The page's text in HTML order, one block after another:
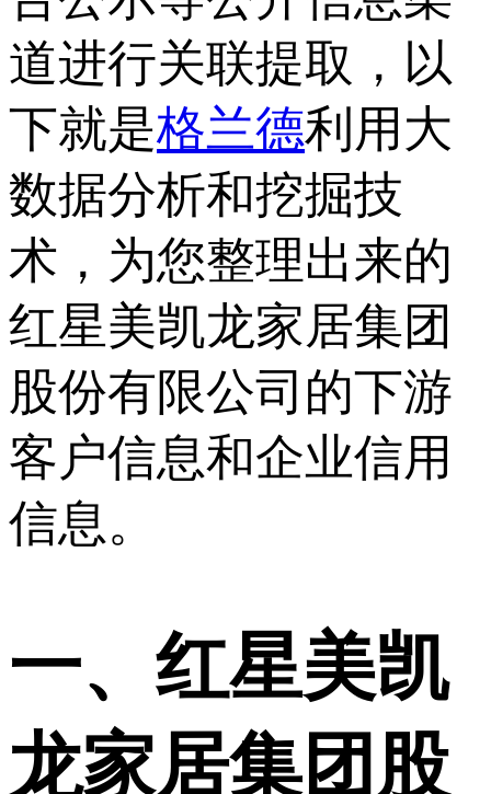
道进行关联提取，以
下就是格兰德利用大
数据分析和挖掘技
术，为您整理出来的
红星美凯龙家居集团
股份有限公司的下游
客户信息和企业信用
信息。
一、 红星美凯
龙家居集团股